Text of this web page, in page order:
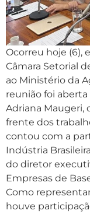
Ocorreu hoje (6),
Câmara Setorial
ao Ministério da
reunião foi
Adriana Maugeri,
frente dos
contou com a
Indústria
do diretor
Empresas de
Como
houve